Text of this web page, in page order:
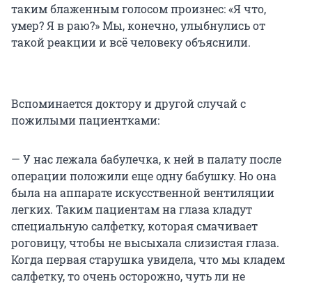
таким блаженным голосом произнес: «Я что,
умер? Я в раю?» Мы, конечно, улыбнулись от
такой реакции и всё человеку объяснили.
Вспоминается доктору и другой случай с
пожилыми пациентками:
— У нас лежала бабулечка, к ней в палату после
операции положили еще одну бабушку. Но она
была на аппарате искусственной вентиляции
легких. Таким пациентам на глаза кладут
специальную салфетку, которая смачивает
роговицу, чтобы не высыхала слизистая глаза.
Когда первая старушка увидела, что мы кладем
салфетку, то очень осторожно, чуть ли не